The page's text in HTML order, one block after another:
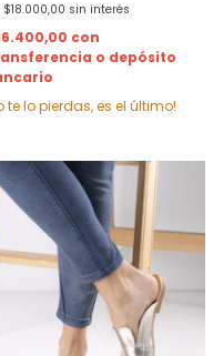
$18.000,00 sin interés
con
o depósito
te lo pierdas, es el último!